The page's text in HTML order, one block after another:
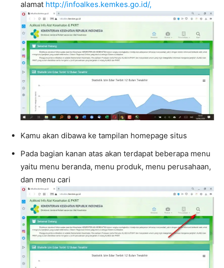
alamat http://infoalkes.kemkes.go.id/,
Kamu akan dibawa ke tampilan homepage situs
Pada bagian kanan atas akan terdapat beberapa menu
yaitu menu beranda, menu produk, menu perusahaan,
dan menu cari